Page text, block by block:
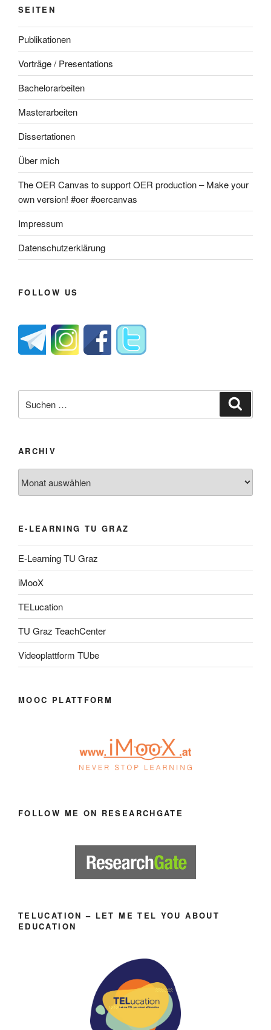
SEITEN
Publikationen
Vorträge / Presentations
Bachelorarbeiten
Masterarbeiten
Dissertationen
Über mich
The OER Canvas to support OER production – Make your
own version! #oer #oercanvas
Impressum
Datenschutzerklärung
FOLLOW US
nach:
ARCHIV
E-LEARNING TU GRAZ
E-Learning TU Graz
iMooX
TELucation
TU Graz TeachCenter
Videoplattform TUbe
MOOC PLATTFORM
FOLLOW ME ON RESEARCHGATE
TELUCATION – LET ME TEL YOU ABOUT
EDUCATION